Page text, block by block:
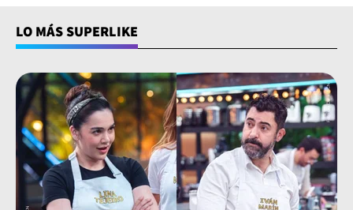
LO MÁS SUPERLIKE